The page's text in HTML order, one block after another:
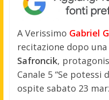
A Verissimo Gabriel
recitazione dopo
Safroncik,
Canale 5 “Se potessi
ospite sabato 23